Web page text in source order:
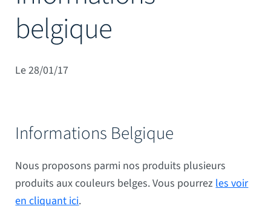
Mâts
belgique
Le 28/01/17
Informations Belgique
Nous proposons parmi nos produits plusieurs
produits aux couleurs belges. Vous pourrezles voir
en cliquant ici.